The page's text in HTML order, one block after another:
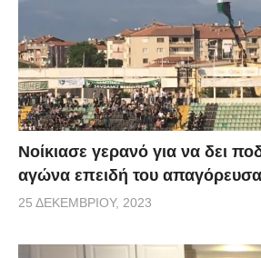
Νοίκιασε γερανό για να δει
αγώνα επειδή του
25 ΔΕΚΕΜΒΡΊΟΥ, 2023